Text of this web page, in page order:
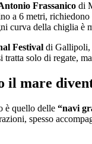
Frassanico di
a 6 metri,
curva della chiglia è
Festival di Gallipoli,
solo di regate,
il mare
è quello delle “navi
spesso